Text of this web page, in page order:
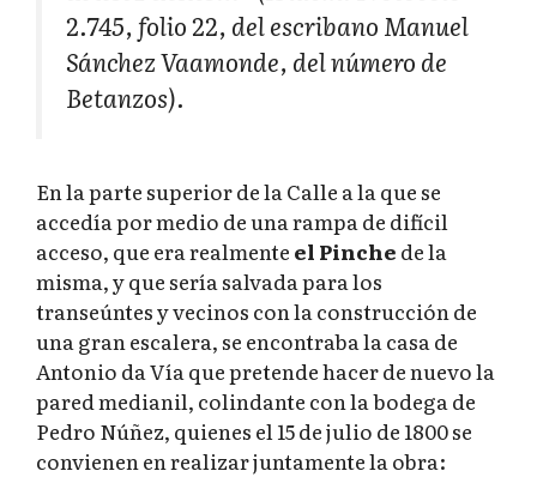
2.745, folio 22, del escribano Manuel
Sánchez Vaamonde, del número de
Betanzos).
En la parte superior de la Calle a la que se
accedía por medio de una rampa de difícil
acceso, que era realmente el Pinche de la
misma, y que sería salvada para los
transeúntes y vecinos con la construcción de
una gran escalera, se encontraba la casa de
Antonio da Vía que pretende hacer de nuevo la
pared medianil, colindante con la bodega de
Pedro Núñez, quienes el 15 de julio de 1800 se
convienen en realizar juntamente la obra: